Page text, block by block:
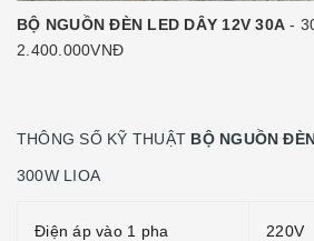
BỘ NGUỒN ĐÈN LED DÂY 12V 30A -
2.400.000VNĐ
THÔNG SỐ KỸ THUẬT BỘ NGUỒN
300W LIOA
Điện áp vào 1 pha 220V